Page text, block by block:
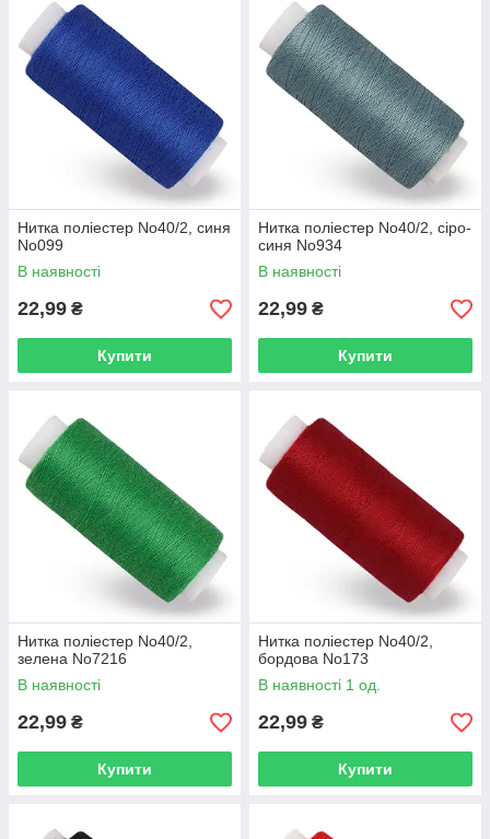
Нитка поліестер No40/2, синя
No099
В наявності
22,99 ₴
Купити
Нитка поліестер No40/2, сіро-
синя No934
В наявності
22,99 ₴
Купити
Нитка поліестер No40/2,
зелена No7216
В наявності
22,99 ₴
Купити
Нитка поліестер No40/2,
бордова No173
В наявності 1 од.
22,99 ₴
Купити